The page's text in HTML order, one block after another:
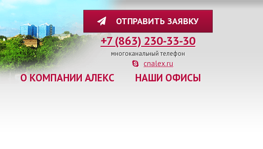
ОТПРАВИТЬ ЗАЯВКУ
+7 (863) 230-33-30
многоканальный телефон
cnalex.ru
О КОМПАНИИ АЛЕКС
НАШИ ОФИСЫ